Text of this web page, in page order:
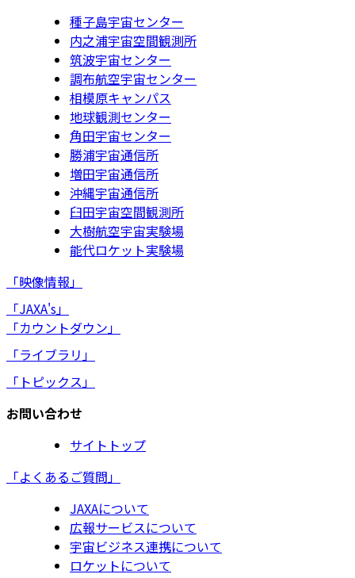
種子島宇宙センター
内之浦宇宙空間観測所
筑波宇宙センター
調布航空宇宙センター
相模原キャンパス
地球観測センター
角田宇宙センター
勝浦宇宙通信所
増田宇宙通信所
沖縄宇宙通信所
臼田宇宙空間観測所
大樹航空宇宙実験場
能代ロケット実験場
「映像情報」
「JAXA's」
「カウントダウン」
「ライブラリ」
「トピックス」
お問い合わせ
サイトトップ
「よくあるご質問」
JAXAについて
広報サービスについて
宇宙ビジネス連携について
ロケットについて